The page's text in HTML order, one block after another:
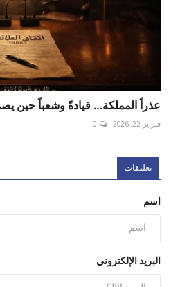
عذراً المملكة… قيادةً وشعباً
فبراير 22, 2026 0
تعليقات
اسم
البريد الإلكتروني